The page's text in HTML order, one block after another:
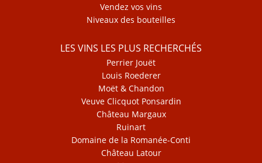
Vendez vos vins
Niveaux des bouteilles
LES VINS LES PLUS RECHERCHÉS
Perrier Jouët
Louis Roederer
Moët & Chandon
Veuve Clicquot Ponsardin
Château Margaux
Ruinart
Domaine de la Romanée-Conti
Château Latour